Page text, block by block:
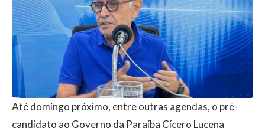
Até domingo próximo, entre outras agendas, o pré-
candidato ao Governo da Paraíba Cícero Lucena